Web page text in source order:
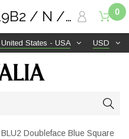
USD
United States - USA
0
Doubleface Blue Square
Piquadro CU2619B2 / N / BLU2 Doubleface Blue Square | TutITALIA